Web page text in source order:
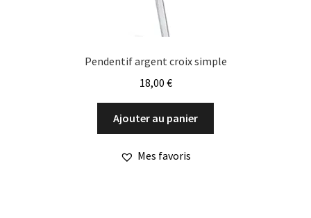
Pendentif argent croix simple
18,00 €
Ajouter au panier
Mes favoris